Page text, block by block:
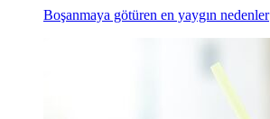
Boşanmaya götüren en yaygın nedenler